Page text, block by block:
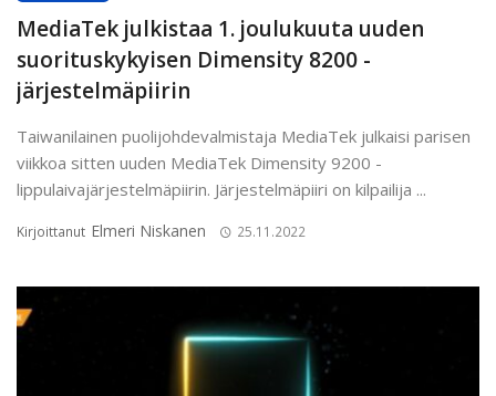
MediaTek julkistaa 1. joulukuuta uuden
suorituskykyisen Dimensity 8200 -
järjestelmäpiirin
Taiwanilainen puolijohdevalmistaja MediaTek julkaisi parisen
viikkoa sitten uuden MediaTek Dimensity 9200 -
lippulaivajärjestelmäpiirin. Järjestelmäpiiri on kilpailija ...
Kirjoittanut Elmeri Niskanen 25.11.2022